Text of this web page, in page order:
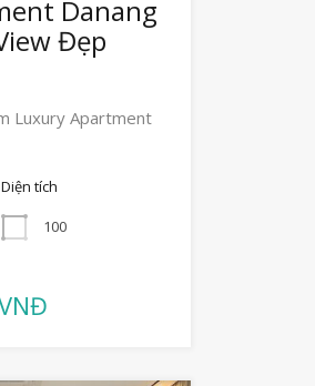
Danang
Đẹp
Luxury Apartment
Diện tích
100